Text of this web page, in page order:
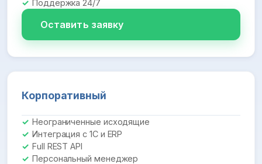
Поддержка 24/7
Оставить заявку
Корпоративный
Неограниченные исходящие
Интеграция с 1С и ERP
Full REST API
Персональный менеджер